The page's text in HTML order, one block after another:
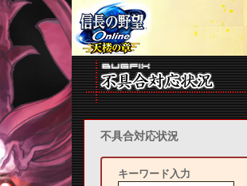
不具合対応状況
キーワード入力